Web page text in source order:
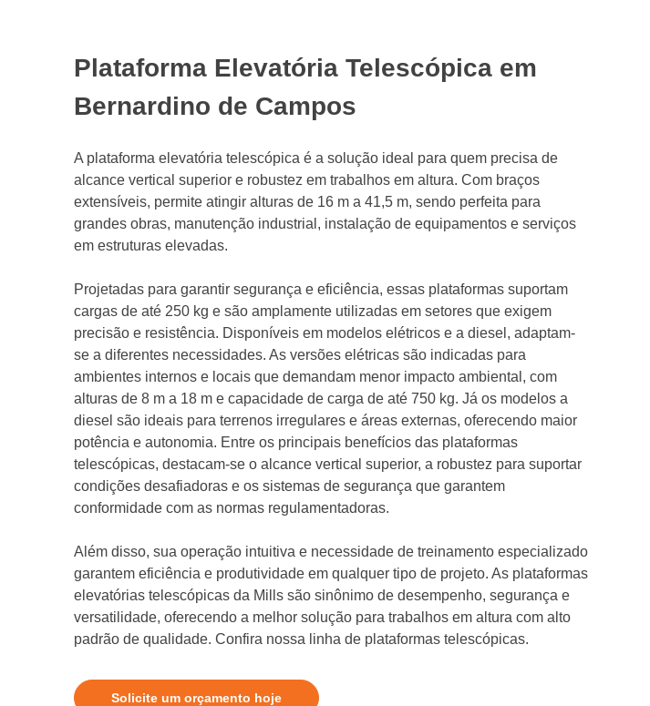
Plataforma Elevatória Telescópica em
Bernardino de Campos
A plataforma elevatória telescópica é a solução ideal para quem precisa de
alcance vertical superior e robustez em trabalhos em altura. Com braços
extensíveis, permite atingir alturas de 16 m a 41,5 m, sendo perfeita para
grandes obras, manutenção industrial, instalação de equipamentos e serviços
em estruturas elevadas.
Projetadas para garantir segurança e eficiência, essas plataformas suportam
cargas de até 250 kg e são amplamente utilizadas em setores que exigem
precisão e resistência. Disponíveis em modelos elétricos e a diesel, adaptam-
se a diferentes necessidades. As versões elétricas são indicadas para
ambientes internos e locais que demandam menor impacto ambiental, com
alturas de 8 m a 18 m e capacidade de carga de até 750 kg. Já os modelos a
diesel são ideais para terrenos irregulares e áreas externas, oferecendo maior
potência e autonomia. Entre os principais benefícios das plataformas
telescópicas, destacam-se o alcance vertical superior, a robustez para suportar
condições desafiadoras e os sistemas de segurança que garantem
conformidade com as normas regulamentadoras.
Além disso, sua operação intuitiva e necessidade de treinamento especializado
garantem eficiência e produtividade em qualquer tipo de projeto. As plataformas
elevatórias telescópicas da Mills são sinônimo de desempenho, segurança e
versatilidade, oferecendo a melhor solução para trabalhos em altura com alto
padrão de qualidade. Confira nossa linha de plataformas telescópicas.
Solicite um orçamento hoje